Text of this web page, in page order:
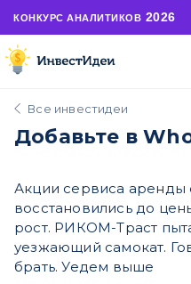
КОНКУРС АНАЛИТИКОВ 2026
Все инвестидеи
Добавьте в
Акции сервиса аренды
восстановились до
рост. РИКОМ-Траст
уезжающий самокат.
брать. Уедем выше